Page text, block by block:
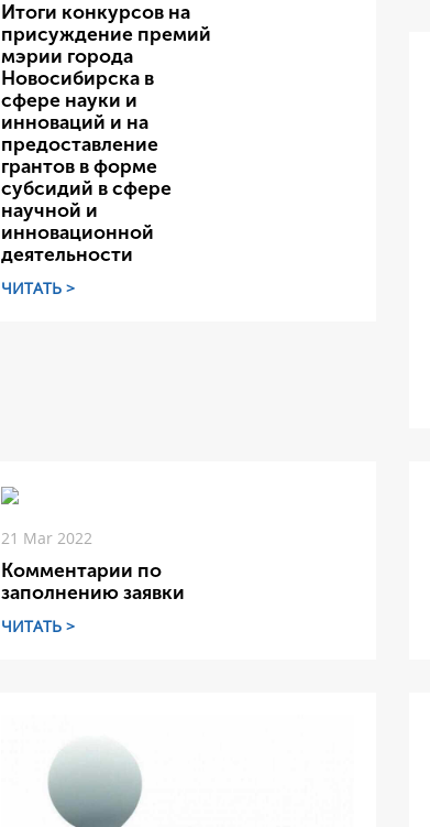
Итоги конкурсов на
присуждение премий
мэрии города
Новосибирска в
сфере науки и
инноваций и на
предоставление
грантов в форме
субсидий в сфере
научной и
инновационной
деятельности
ЧИТАТЬ >
21 Mar 2022
Комментарии по
заполнению заявки
ЧИТАТЬ >